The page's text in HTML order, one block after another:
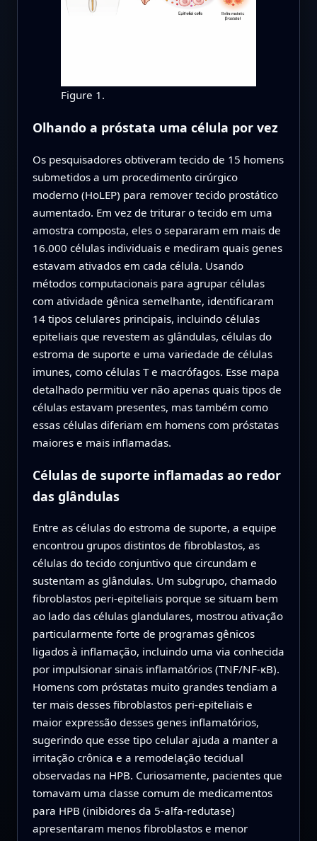
Figure 1.
Olhando a próstata uma célula por vez
Os pesquisadores obtiveram tecido de 15 homens
submetidos a um procedimento cirúrgico
moderno (HoLEP) para remover tecido prostático
aumentado. Em vez de triturar o tecido em uma
amostra composta, eles o separaram em mais de
16.000 células individuais e mediram quais genes
estavam ativados em cada célula. Usando
métodos computacionais para agrupar células
com atividade gênica semelhante, identificaram
14 tipos celulares principais, incluindo células
epiteliais que revestem as glândulas, células do
estroma de suporte e uma variedade de células
imunes, como células T e macrófagos. Esse mapa
detalhado permitiu ver não apenas quais tipos de
células estavam presentes, mas também como
essas células diferiam em homens com próstatas
maiores e mais inflamadas.
Células de suporte inflamadas ao redor
das glândulas
Entre as células do estroma de suporte, a equipe
encontrou grupos distintos de fibroblastos, as
células do tecido conjuntivo que circundam e
sustentam as glândulas. Um subgrupo, chamado
fibroblastos peri-epiteliais porque se situam bem
ao lado das células glandulares, mostrou ativação
particularmente forte de programas gênicos
ligados à inflamação, incluindo uma via conhecida
por impulsionar sinais inflamatórios (TNF/NF-κB).
Homens com próstatas muito grandes tendiam a
ter mais desses fibroblastos peri-epiteliais e
maior expressão desses genes inflamatórios,
sugerindo que esse tipo celular ajuda a manter a
irritação crônica e a remodelação tecidual
observadas na HPB. Curiosamente, pacientes que
tomavam uma classe comum de medicamentos
para HPB (inibidores da 5‑alfa-redutase)
apresentaram menos fibroblastos e menor